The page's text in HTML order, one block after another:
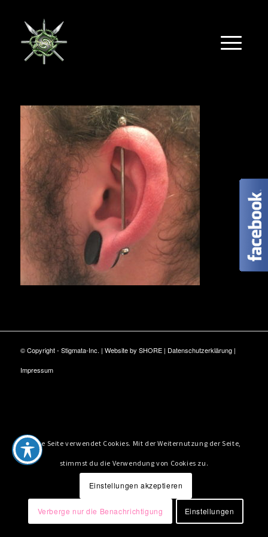
© Copyright - Stigmata-Inc. | Website by SHORE| Datenschutzerklärung|
Impressum
Diese Seite verwendet Cookies. Mit der Weiternutzung der Seite,
stimmst du die Verwendung von Cookies zu.
Einstellungen akzeptieren
Verberge nur die Benachrichtigung Einstellungen